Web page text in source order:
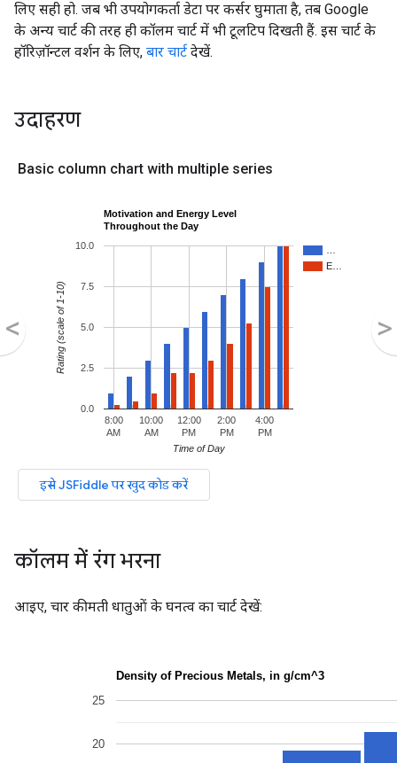
लिए सही हो. जब भी उपयोगकर्ता डेटा पर कर्सर घुमाता है, तब Google
के अन्य चार्ट की तरह ही कॉलम चार्ट में भी टूलटिप दिखती हैं. इस चार्ट के
हॉरिज़ॉन्टल वर्शन के लिए, बार चार्ट देखें.
उदाहरण
कॉलम में रंग भरना
आइए, चार कीमती धातुओं के घनत्व का चार्ट देखें: